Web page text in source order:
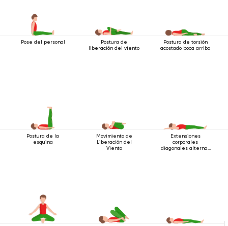
Pose del personal
Postura de
liberación del viento
Postura de torsión
acostado boca arriba
Postura de la
esquina
Movimiento de
Liberación del
Viento
Extensiones
corporales
diagonales alternas